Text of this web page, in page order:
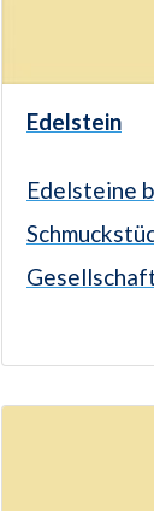
Edelstein
Edelsteine